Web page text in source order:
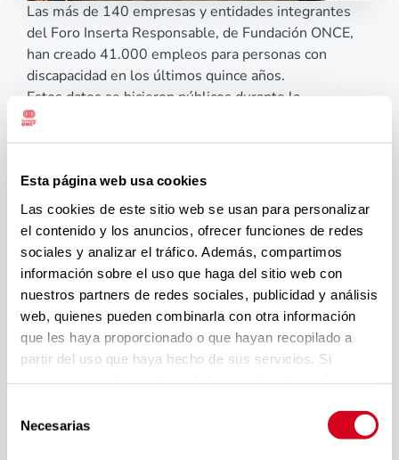
Esta página web usa cookies
Las cookies de este sitio web se usan para personalizar
el contenido y los anuncios, ofrecer funciones de redes
sociales y analizar el tráfico. Además, compartimos
información sobre el uso que haga del sitio web con
nuestros partners de redes sociales, publicidad y análisis
web, quienes pueden combinarla con otra información
que les haya proporcionado o que hayan recopilado a
partir del uso que haya hecho de sus servicios. Si
Necesarias
Las más de 140 empresas y entidades integrantes
del Foro Inserta Responsable, de Fundación ONCE,
han creado 41.000 empleos para personas con
discapacidad en los últimos quince años.
Estos datos se hicieron públicos durante la
celebración, en el madrileño hotel Ilunion Pío XII, del
quince aniversario este foro, impulsado por Fundación
España, a través de las operaciones del FSE+. Se trata
de una plataforma de trabajo en red e innovación
social que favorezca las políticas de contratación de
personas con discapacidad, y el fomento de la gestión
estratégica del talento diverso.
Fundación ONCE promueve la inclusión laboral de las
personas con discapacidad y, para ello, cuenta con la
colaboración y el compromiso de muchas empresas y
entidades españolas que incorporan la igualdad de
comprometido con la igualdad, la responsabilidad
social, la diversidad y la discapacidad y su afán de